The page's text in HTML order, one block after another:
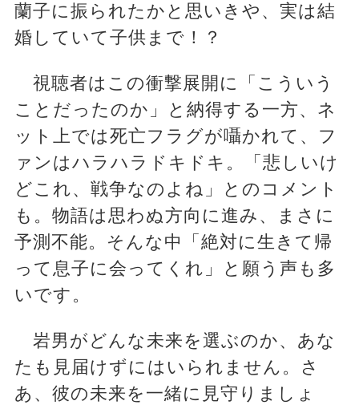
蘭子に振られたかと思いきや、実は結
婚していて子供まで！？
視聴者はこの衝撃展開に「こういう
ことだったのか」と納得する一方、ネ
ット上では死亡フラグが囁かれて、フ
ァンはハラハラドキドキ。「悲しいけ
どこれ、戦争なのよね」とのコメント
も。物語は思わぬ方向に進み、まさに
予測不能。そんな中「絶対に生きて帰
って息子に会ってくれ」と願う声も多
いです。
岩男がどんな未来を選ぶのか、あな
たも見届けずにはいられません。さ
あ、彼の未来を一緒に見守りましょ